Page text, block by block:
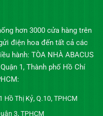
hơn 3000 cửa hàng trên
điện hoa đến tất cả các
hành: TÒA NHÀ ABACUS
1, Thành phố Hồ Chí
Thị Kỷ, Q.10, TPHCM
3, TPHCM